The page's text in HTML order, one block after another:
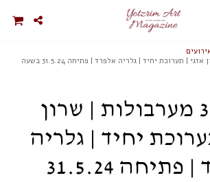
31.5.24 מערבולות | שרון אזגי | תערוכת יחיד | גלריה אלפרד | פתיחה 31.5.24 בשעה
31.5.24 מערבולות | שרון
יחיד | גלריה
אלפרד | פתיחה 31.5.24